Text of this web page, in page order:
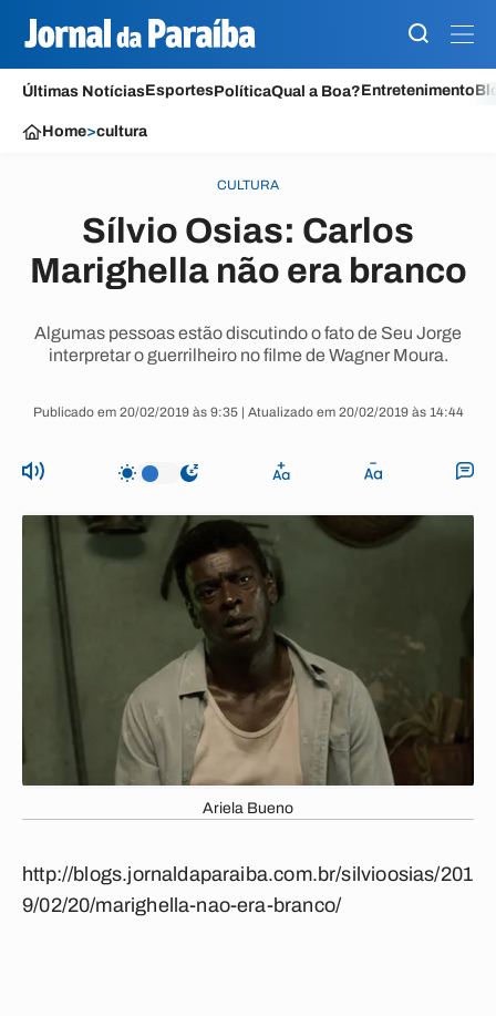
Últimas NotíciasEsportesPolíticaQual a Boa?Entretenimento
Home>cultura
CULTURA
Sílvio Osias: Carlos
Marighella não era branco
Algumas pessoas estão discutindo o fato de Seu Jorge
interpretar o guerrilheiro no filme de Wagner Moura.
Publicado em 20/02/2019 às 9:35 | Atualizado em 20/02/2019 às 14:44
Ariela Bueno
http://blogs.jornaldaparaiba.com.br/silvioosias/201
9/02/20/marighella-nao-era-branco/